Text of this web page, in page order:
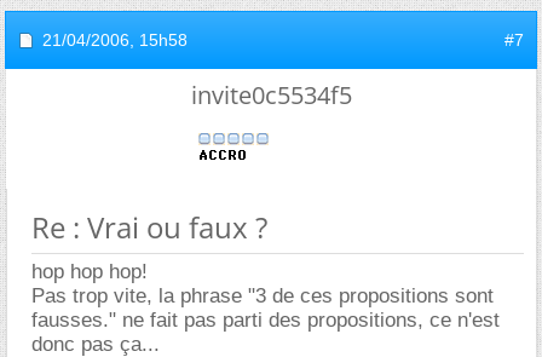
21/04/2006, 15h58 #7
invite0c5534f5
Re : Vrai ou faux ?
hop hop hop!
Pas trop vite, la phrase "3 de ces propositions sont
fausses." ne fait pas parti des propositions, ce n'est
donc pas ça...